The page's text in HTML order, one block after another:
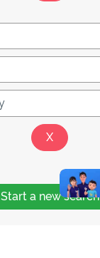
Start a new search